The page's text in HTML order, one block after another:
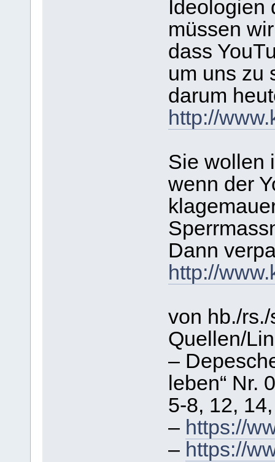
Ideologien
müssen
dass
um uns zu
darum
http://
Sie wollen
wenn der
Dann
http://
von hb./rs./
Quellen/
–
leben“ Nr.
5-8, 12,
– https://
– https://